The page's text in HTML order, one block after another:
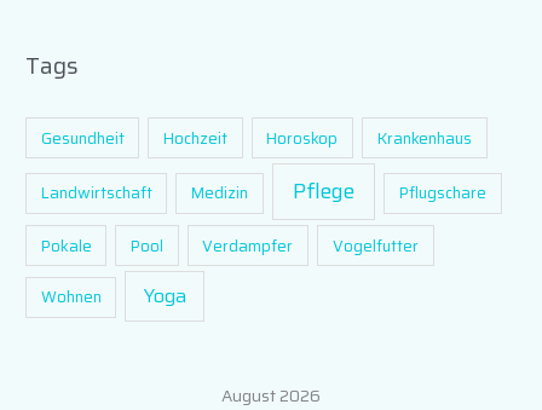
Tags
Gesundheit Hochzeit Horoskop Krankenhaus
Landwirtschaft Medizin Pflege Pflugschare
Pokale Pool Verdampfer Vogelfutter
Wohnen Yoga
August 2026